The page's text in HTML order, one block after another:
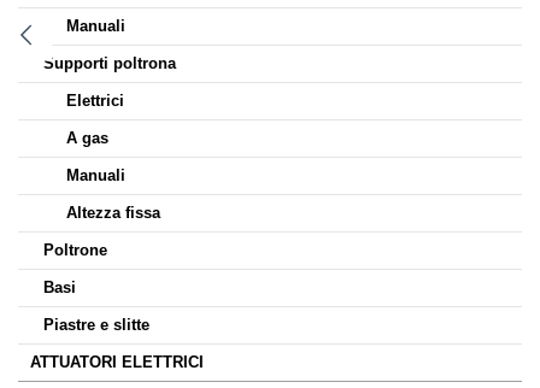
Manuali
Supporti poltrona
Elettrici
A gas
Manuali
Altezza fissa
Poltrone
Basi
Piastre e slitte
ATTUATORI ELETTRICI